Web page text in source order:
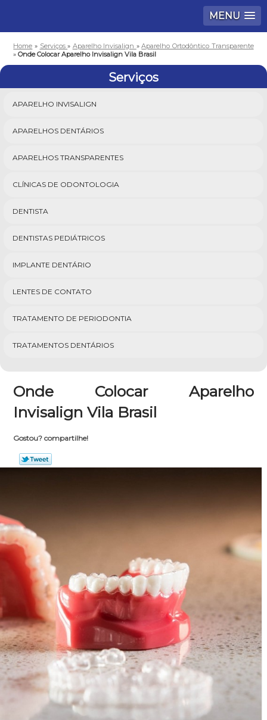
MENU
Home » Serviços» Aparelho Invisalign »Aparelho Ortodôntico Transparente
»Onde Colocar Aparelho Invisalign Vila Brasil
Serviços
APARELHO INVISALIGN
APARELHOS DENTÁRIOS
APARELHOS TRANSPARENTES
CLÍNICAS DE ODONTOLOGIA
DENTISTA
DENTISTAS PEDIÁTRICOS
IMPLANTE DENTÁRIO
LENTES DE CONTATO
TRATAMENTO DE PERIODONTIA
TRATAMENTOS DENTÁRIOS
Onde Colocar Aparelho
Invisalign Vila Brasil
Gostou? compartilhe!